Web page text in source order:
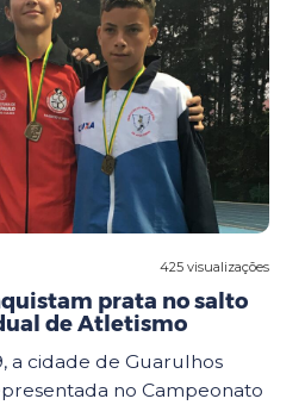
425 visualizações
prata no salto
de Atletismo
a cidade de Guarulhos
no Campeonato